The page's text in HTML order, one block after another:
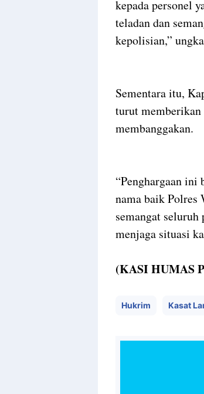
kepada personel
teladan dan
kepolisian,”
Sementara itu,
turut memberikan
membanggakan.
“Penghargaan ini
nama baik Polres
semangat
menjaga situasi
(KASI HUMAS
Hukrim Kasat